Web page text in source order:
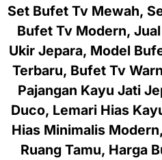
Set Bufet Tv Mewah,
Bufet Tv Modern,
Ukir Jepara, Model
Terbaru, Bufet Tv
Pajangan Kayu Jati
Duco, Lemari Hias
Hias Minimalis
Ruang Tamu, Harga